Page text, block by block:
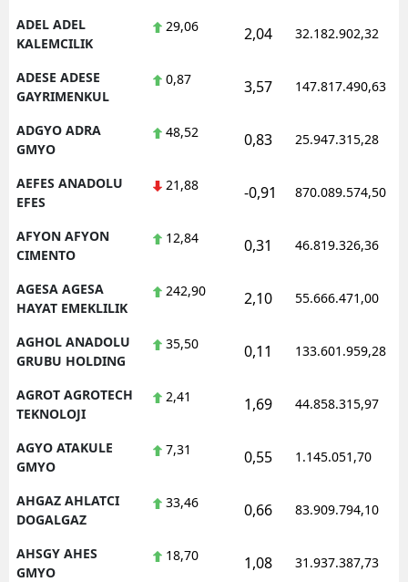
Gümüşhane
Hakkari
Mersin
Kars
Kırşehir
ADEL ADEL
KALEMCILIK
29,06 2,04 32.182.902,32
ADESE ADESE
GAYRIMENKUL
0,87 3,57 147.817.490,63
ADGYO ADRA
GMYO
48,52 0,83 25.947.315,28
AEFES ANADOLU
EFES
21,88 -0,91 870.089.574,50
AFYON AFYON
CIMENTO
12,84 0,31 46.819.326,36
AGESA AGESA
HAYAT EMEKLILIK
242,90 2,10 55.666.471,00
AGHOL ANADOLU
GRUBU HOLDING
35,50 0,11 133.601.959,28
AGROT AGROTECH
TEKNOLOJI
2,41 1,69 44.858.315,97
AGYO ATAKULE
GMYO
7,31 0,55 1.145.051,70
AHGAZ AHLATCI
DOGALGAZ
33,46 0,66 83.909.794,10
AHSGY AHES
GMYO
18,70 1,08 31.937.387,73